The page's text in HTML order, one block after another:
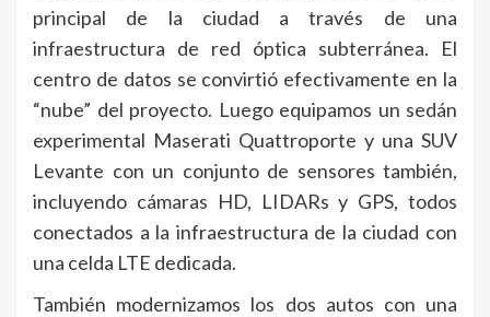
principal de la ciudad a través de una
infraestructura de red óptica subterránea. El
centro de datos se convirtió efectivamente en la
“nube” del proyecto. Luego equipamos un sedán
experimental Maserati Quattroporte y una SUV
Levante con un conjunto de sensores también,
incluyendo cámaras HD, LIDARs y GPS, todos
conectados a la infraestructura de la ciudad con
una celda LTE dedicada.
También modernizamos los dos autos con una